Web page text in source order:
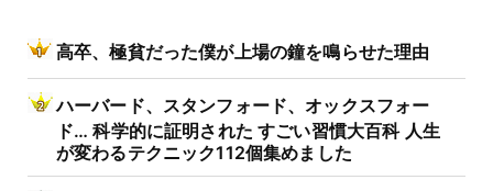
高卒、極貧だった僕が上場の鐘を鳴らせた理由
ハーバード、スタンフォード、オックスフォー
ド… 科学的に証明された すごい習慣大百科 人生
が変わるテクニック112個集めました